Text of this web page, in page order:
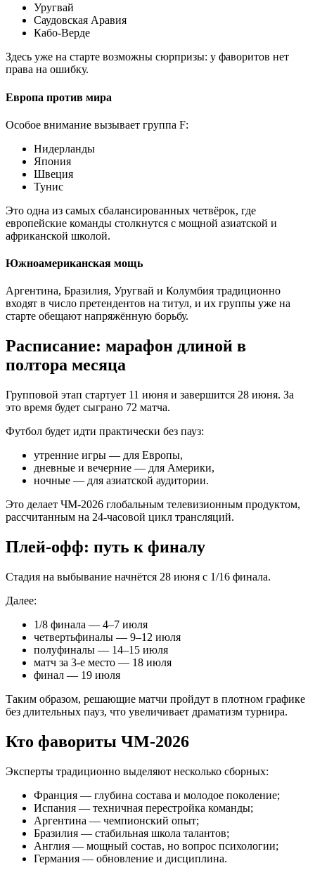
Уругвай
Саудовская Аравия
Кабо-Верде
Здесь уже на старте возможны сюрпризы: у фаворитов нет
права на ошибку.
Европа против мира
Особое внимание вызывает группа F:
Нидерланды
Япония
Швеция
Тунис
Это одна из самых сбалансированных четвёрок, где
европейские команды столкнутся с мощной азиатской и
африканской школой.
Южноамериканская мощь
Аргентина, Бразилия, Уругвай и Колумбия традиционно
входят в число претендентов на титул, и их группы уже на
старте обещают напряжённую борьбу.
Расписание: марафон длиной в
полтора месяца
Групповой этап стартует 11 июня и завершится 28 июня. За
это время будет сыграно 72 матча.
Футбол будет идти практически без пауз:
утренние игры — для Европы,
дневные и вечерние — для Америки,
ночные — для азиатской аудитории.
Это делает ЧМ-2026 глобальным телевизионным продуктом,
рассчитанным на 24-часовой цикл трансляций.
Плей-офф: путь к финалу
Стадия на выбывание начнётся 28 июня с 1/16 финала.
Далее:
1/8 финала — 4–7 июля
четвертьфиналы — 9–12 июля
полуфиналы — 14–15 июля
матч за 3-е место — 18 июля
финал — 19 июля
Таким образом, решающие матчи пройдут в плотном графике
без длительных пауз, что увеличивает драматизм турнира.
Кто фавориты ЧМ-2026
Эксперты традиционно выделяют несколько сборных:
Франция — глубина состава и молодое поколение;
Испания — техничная перестройка команды;
Аргентина — чемпионский опыт;
Бразилия — стабильная школа талантов;
Англия — мощный состав, но вопрос психологии;
Германия — обновление и дисциплина.